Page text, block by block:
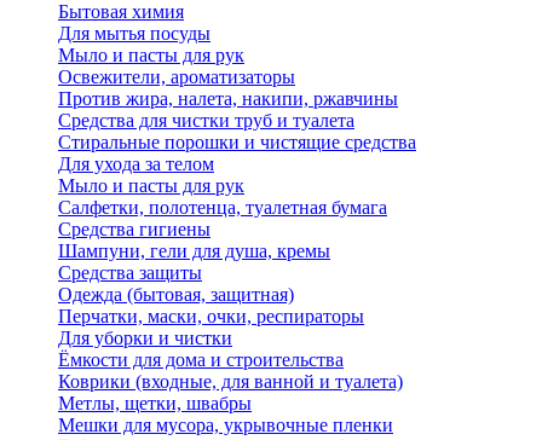
Бытовая химия
Для мытья посуды
Мыло и пасты для рук
Освежители, ароматизаторы
Против жира, налета, накипи, ржавчины
Средства для чистки труб и туалета
Стиральные порошки и чистящие средства
Для ухода за телом
Мыло и пасты для рук
Салфетки, полотенца, туалетная бумага
Средства гигиены
Шампуни, гели для душа, кремы
Средства защиты
Одежда (бытовая, защитная)
Перчатки, маски, очки, респираторы
Для уборки и чистки
Ёмкости для дома и строительства
Коврики (входные, для ванной и туалета)
Метлы, щетки, швабры
Мешки для мусора, укрывочные пленки